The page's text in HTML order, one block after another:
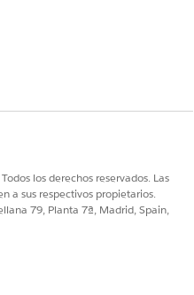
Email Studio
SU PROBLEMA?
podemos mejorar!
No
los derechos reservados. Las
a sus respectivos propietarios.
79, Planta 7ª, Madrid, Spain,